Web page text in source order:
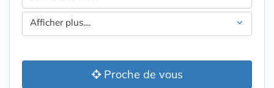
Afficher plus....
Proche de vous